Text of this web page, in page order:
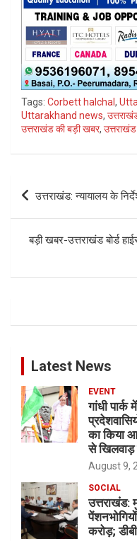
Tags: Corbett halchal,
Uttarakhand news,
उत्तराखंड की बड़ी खबर,
Post
navigation
उत्तराखंड: न्यायालय के
बड़ी खबर-उत्तराखंड बोर्ड
Latest News
EVENT
गांधी पार्क
का किया
से खिलवाड़
August 9,
SOCIAL
उत्तराखंड:
करोड़;